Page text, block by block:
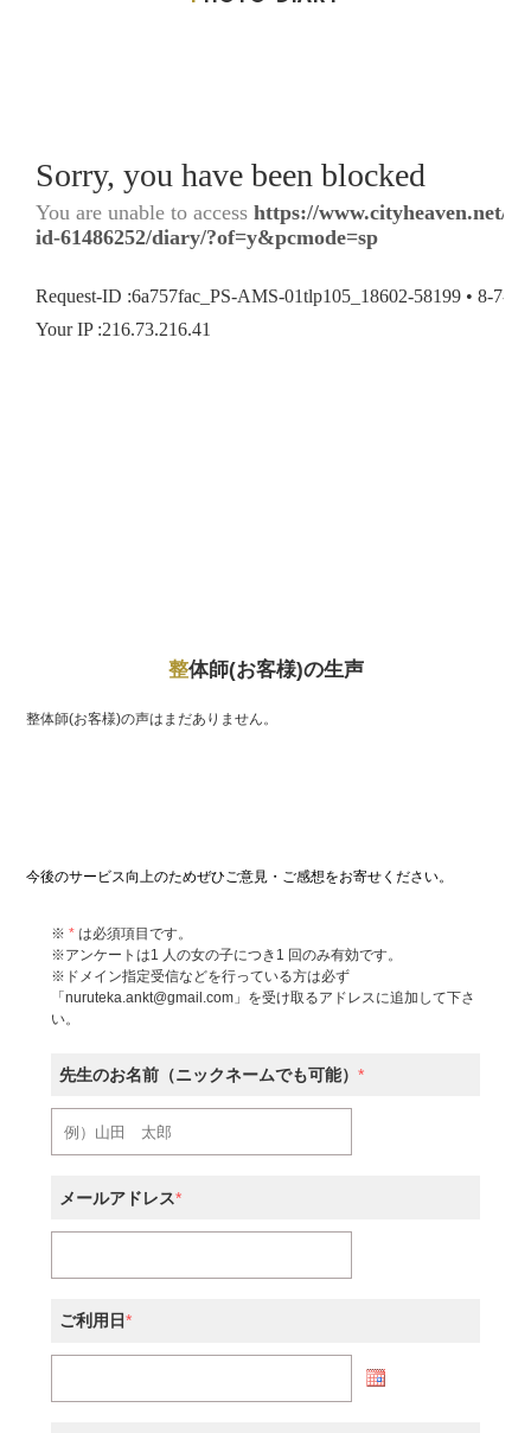
整体師(お客様)の生声
整体師(お客様)の声はまだありません。
今後のサービス向上のためぜひご意見・ご感想をお寄せください。
※ *は必須項目です。
※アンケートは1 人の女の子につき1 回のみ有効です。
※ドメイン指定受信などを行っている方は必ず
「nuruteka.ankt@gmail.com」を受け取るアドレスに追加して下さ
い。
先生のお名前（ニックネームでも可能） *
メールアドレス*
ご利用日*